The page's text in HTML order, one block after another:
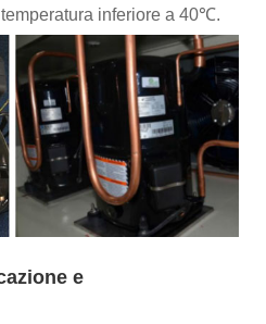
inferiore a 40℃.
e